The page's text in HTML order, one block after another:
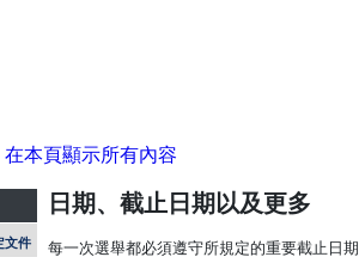
在本頁顯示所有內容
文件
日期、截止日期以及更多
每一次選舉都必須遵守所規定的重要截止日